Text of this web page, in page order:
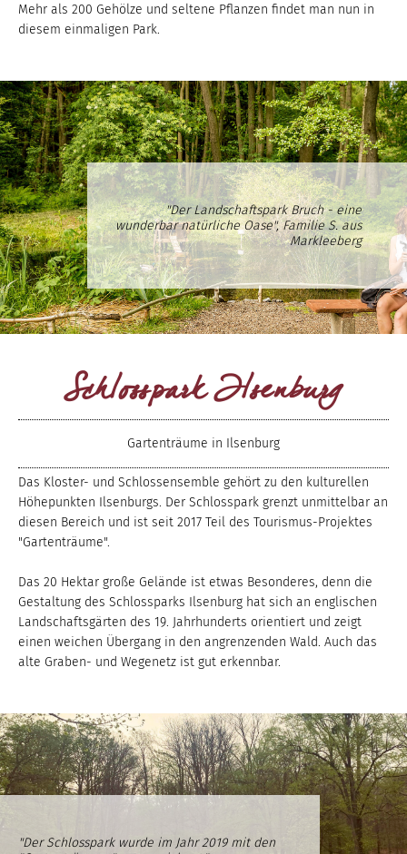
Mehr als 200 Gehölze und seltene Pflanzen findet man nun in
diesem einmaligen Park.
"Der Landschaftspark Bruch - eine
wunderbar natürliche Oase", Familie S. aus
Markleeberg
Schlosspark Ilsenburg
Gartenträume in Ilsenburg
Das Kloster- und Schlossensemble gehört zu den kulturellen
Höhepunkten Ilsenburgs. Der Schlosspark grenzt unmittelbar an
diesen Bereich und ist seit 2017 Teil des Tourismus-Projektes
"Gartenträume".
Das 20 Hektar große Gelände ist etwas Besonderes, denn die
Gestaltung des Schlossparks Ilsenburg hat sich an englischen
Landschaftsgärten des 19. Jahrhunderts orientiert und zeigt
einen weichen Übergang in den angrenzenden Wald. Auch das
alte Graben- und Wegenetz ist gut erkennbar.
"Der Schlosspark wurde im Jahr 2019 mit den